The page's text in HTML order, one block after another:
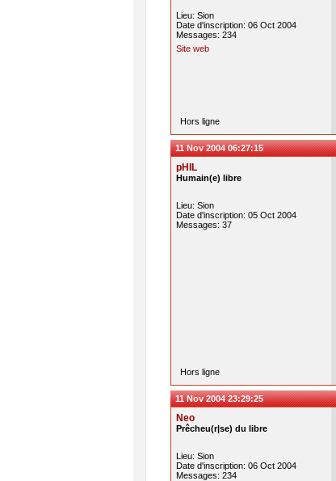
Lieu: Sion
Date d'inscription: 06 Oct 2004
Messages: 234
Site web
Hors ligne
11 Nov 2004 06:27:15
pHIL
Humain(e) libre
Lieu: Sion
Date d'inscription: 05 Oct 2004
Messages: 37
Hors ligne
11 Nov 2004 23:29:25
Neo
Prêcheu(r|se) du libre
Lieu: Sion
Date d'inscription: 06 Oct 2004
Messages: 234